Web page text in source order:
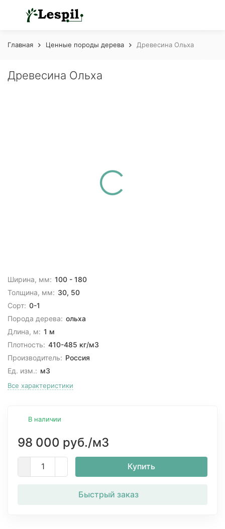
Главная Ценные породы дерева Древесина Ольха
Древесина Ольха
Ширина, мм: 100 - 180
Толщина, мм: 30, 50
Сорт: 0-1
Порода дерева: ольха
Длина, м: 1 м
Плотность: 410-485 кг/м3
Производитель: Россия
Ед. изм.: м3
Все характеристики
В наличии
98 000 руб./м3
Купить
Быстрый заказ